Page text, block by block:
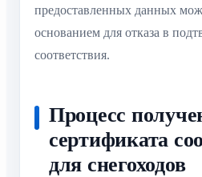
предоставленных данных
основанием для отказа в
соответствия.
Процесс
сертификата
для снегоходов